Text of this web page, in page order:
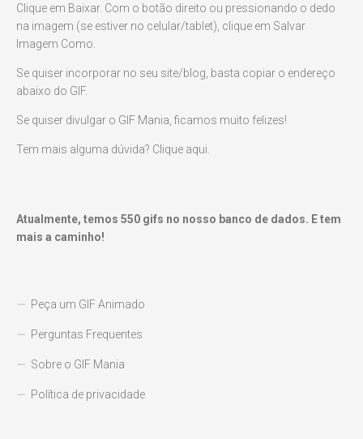
Clique em Baixar. Com o botão direito ou pressionando o dedo
na imagem (se estiver no celular/tablet), clique em Salvar
Imagem Como.
Se quiser incorporar no seu site/blog, basta copiar o endereço
abaixo do GIF.
Se quiser divulgar o GIF Mania, ficamos muito felizes!
Tem mais alguma dúvida? Clique aqui.
Atualmente, temos 550 gifs no nosso banco de dados. E tem
mais a caminho!
Peça um GIF Animado
Perguntas Frequentes
Sobre o GIF Mania
Política de privacidade